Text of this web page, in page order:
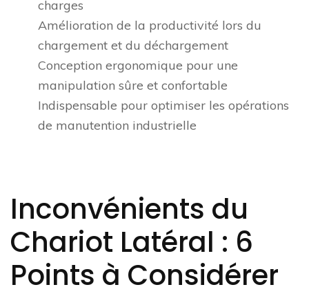
charges
Amélioration de la productivité lors du
chargement et du déchargement
Conception ergonomique pour une
manipulation sûre et confortable
Indispensable pour optimiser les opérations
de manutention industrielle
Inconvénients du
Chariot Latéral : 6
Points à Considérer